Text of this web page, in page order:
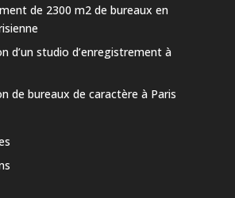
de 2300 m2 de bureaux en
d’un studio d’enregistrement à
de bureaux de caractère à Paris